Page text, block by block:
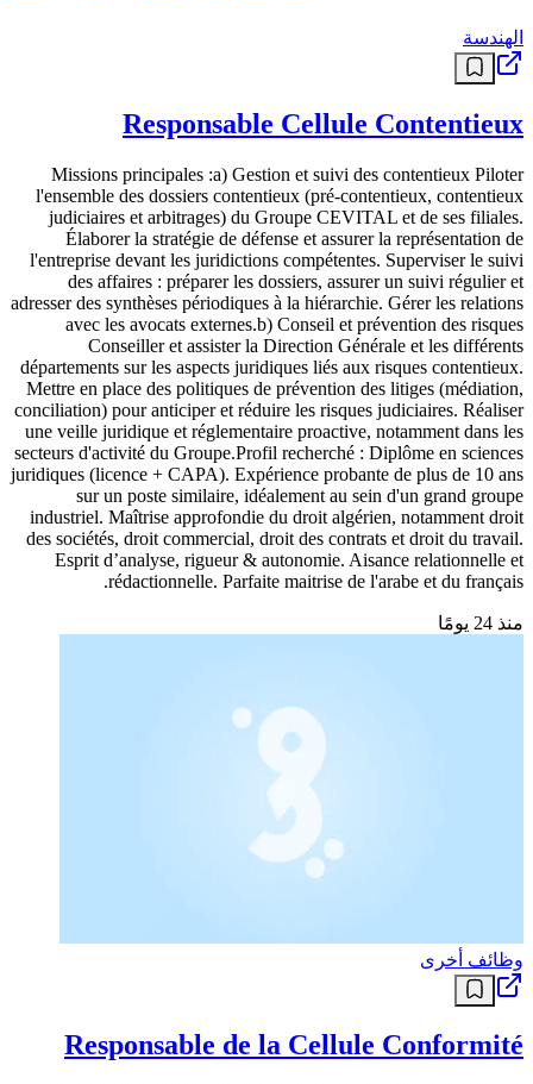
الهندسة
Responsable Cellule Contentieux
Missions principales :a) Gestion et suivi des contentieux Piloter
l'ensemble des dossiers contentieux (pré-contentieux, contentieux
judiciaires et arbitrages) du Groupe CEVITAL et de ses filiales.
Élaborer la stratégie de défense et assurer la représentation de
l'entreprise devant les juridictions compétentes. Superviser le suivi
des affaires : préparer les dossiers, assurer un suivi régulier et
adresser des synthèses périodiques à la hiérarchie. Gérer les relations
avec les avocats externes.b) Conseil et prévention des risques
Conseiller et assister la Direction Générale et les différents
départements sur les aspects juridiques liés aux risques contentieux.
Mettre en place des politiques de prévention des litiges (médiation,
conciliation) pour anticiper et réduire les risques judiciaires. Réaliser
une veille juridique et réglementaire proactive, notamment dans les
secteurs d'activité du Groupe.Profil recherché : Diplôme en sciences
juridiques (licence + CAPA). Expérience probante de plus de 10 ans
sur un poste similaire, idéalement au sein d'un grand groupe
industriel. Maîtrise approfondie du droit algérien, notamment droit
des sociétés, droit commercial, droit des contrats et droit du travail.
Esprit d’analyse, rigueur & autonomie. Aisance relationnelle et
rédactionnelle. Parfaite maitrise de l'arabe et du français.
منذ 24 يومًا
وظائف أخرى
Responsable de la Cellule Conformité